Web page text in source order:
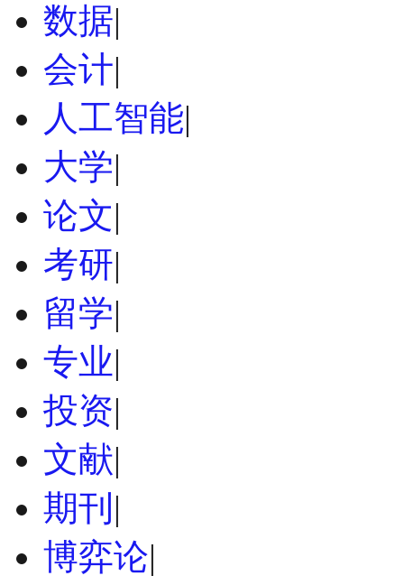
数据|
会计|
人工智能|
大学|
论文|
考研|
留学|
专业|
投资|
文献|
期刊 |
博弈论|